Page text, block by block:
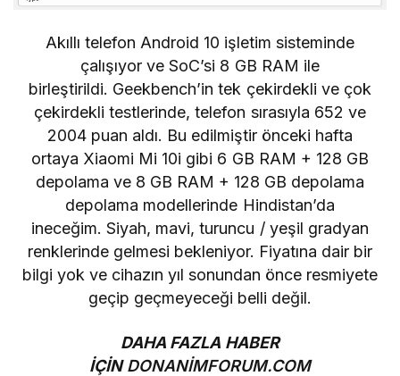
Akıllı telefon Android 10 işletim sisteminde
çalışıyor ve SoC’si 8 GB RAM ile
birleştirildi. Geekbench’in tek çekirdekli ve çok
çekirdekli testlerinde, telefon sırasıyla 652 ve
2004 puan aldı. Bu edilmiştir önceki hafta
ortaya Xiaomi Mi 10i gibi 6 GB RAM + 128 GB
depolama ve 8 GB RAM + 128 GB depolama
depolama modellerinde Hindistan’da
ineceğim. Siyah, mavi, turuncu / yeşil gradyan
renklerinde gelmesi bekleniyor. Fiyatına dair bir
bilgi yok ve cihazın yıl sonundan önce resmiyete
geçip geçmeyeceği belli değil.
DAHA FAZLA HABER
İÇİNDONANİMFORUM.COM